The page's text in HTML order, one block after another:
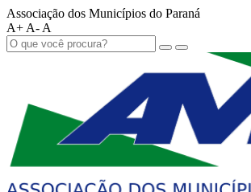
Associação dos Municípios do Paraná
A+ A- A